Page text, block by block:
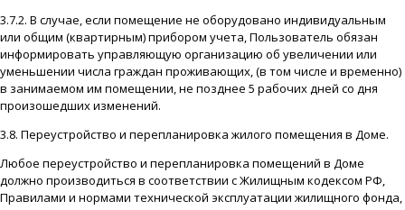
3.7.2. В случае, если помещение не оборудовано индивидуальным
или общим (квартирным) прибором учета, Пользователь обязан
информировать управляющую организацию об увеличении или
уменьшении числа граждан проживающих, (в том числе и временно)
в занимаемом им помещении, не позднее 5 рабочих дней со дня
произошедших изменений.
3.8. Переустройство и перепланировка жилого помещения в Доме.
Любое переустройство и перепланировка помещений в Доме
должно производиться в соответствии с Жилищным кодексом РФ,
Правилами и нормами технической эксплуатации жилищного фонда,